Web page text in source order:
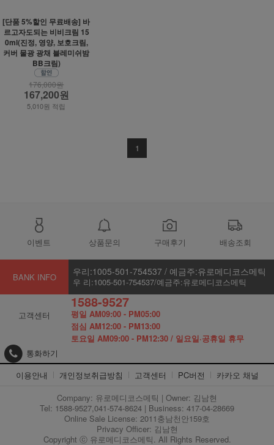
[단품 5%할인 무료배송] 바
르고자도되는 비비크림 15
0ml(진정, 영양, 보호크림,
커버 물광 광채 블레미쉬밤
BB크림)
176,000원
167,200원
5,010원 적립
1
이벤트 상품문의 구매후기 배송조회
BANK INFO 우리:1005-501-754537 / 예금주:유로메디코스메틱
우 리:1005-501-754537/예금주:유로메디코스메틱
고객센터
1588-9527
평일 AM09:00 - PM05:00
점심 AM12:00 - PM13:00
토요일 AM09:00 - PM12:30 / 일요일·공휴일 휴무
통화하기
이용안내
개인정보취급방침 고객센터 PC버전
카카오 채널
Company: 유로메디코스메틱 | Owner: 김남현
Tel: 1588-9527,041-574-8624 | Business: 417-04-28669
Online Sale License: 2011충남천안159호
Privacy Officer: 김남현
Copyright ⓒ 유로메디코스메틱. All Rights Reserved.